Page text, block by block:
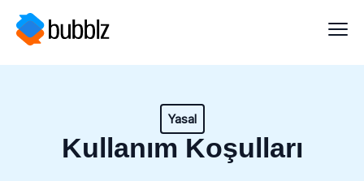
Yasal
Kullanım Koşulları